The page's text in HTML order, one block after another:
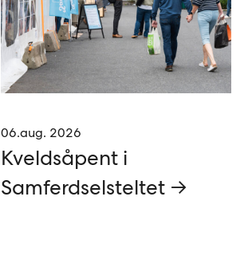
06.aug. 2026
Kveldsåpent i
Samferdselsteltet →